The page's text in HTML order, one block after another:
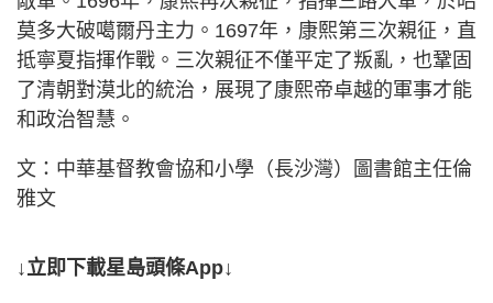
莫多大破噶爾丹主力。1697年，康熙第三次親征，直
抵寧夏指揮作戰。三次親征不僅平定了叛亂，也鞏固
了清朝對漠北的統治，展現了康熙帝卓越的軍事才能
和政治智慧。
文：中華基督教會協和小學（長沙灣）圖書館主任倫
雅文
↓立即下載星島頭條App↓